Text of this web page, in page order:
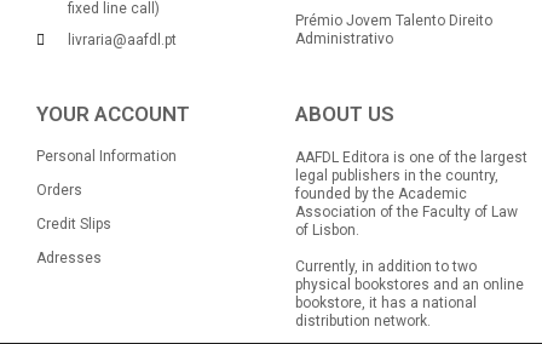
fixed line call)
livraria@aafdl.pt
Prémio Jovem Talento Direito
Administrativo
YOUR ACCOUNT
Personal Information
Orders
Credit Slips
Adresses
ABOUT US
AAFDL Editora is one of the largest
legal publishers in the country,
founded by the Academic
Association of the Faculty of Law
of Lisbon.
Currently, in addition to two
physical bookstores and an online
bookstore, it has a national
distribution network.